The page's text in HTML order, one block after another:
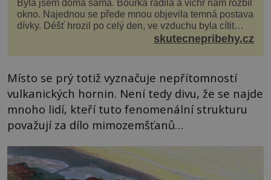
Byla jsem doma sama. Bouřka řádila a vichr nám rozbil
okno. Najednou se přede mnou objevila temná postava
dívky. Déšť hrozil po celý den, ve vzduchu byla cítit
bouřka. Do topolů před domem se opřel ví...skutecnepribehy.cz
Místo se prý totiž vyznačuje nepřítomností
vulkanických hornin. Není tedy divu, že se najde
mnoho lidí, kteří tuto fenomenální strukturu
považují za dílo mimozemšťanů…